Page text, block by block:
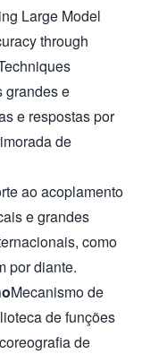
Large Model
through
grandes e
e respostas por
de
ao acoplamento
e grandes
como
por diante.
Mecanismo de
de funções
de